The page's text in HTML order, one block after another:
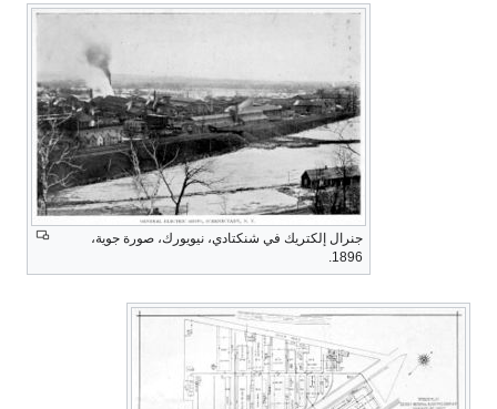
جنرال إلكتريك في شنكتادي، نيويورك، صورة جوية،
1896.